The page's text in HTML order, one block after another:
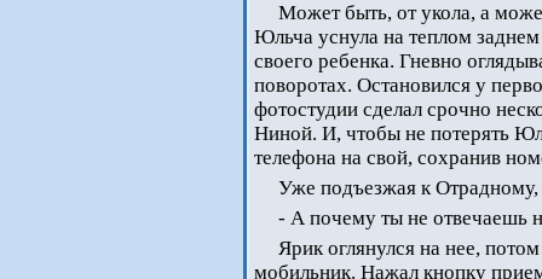
Может быть, от укола, а
Юльча уснула на теплом
своего ребенка. Гневно
поворотах. Остановился у
фотостудии сделал срочно
Ниной. И, чтобы не потерять
телефона на свой, сохранив
Уже подъезжая к
- А почему ты не отвечаешь
Ярик оглянулся на нее,
мобильник. Нажал кнопку